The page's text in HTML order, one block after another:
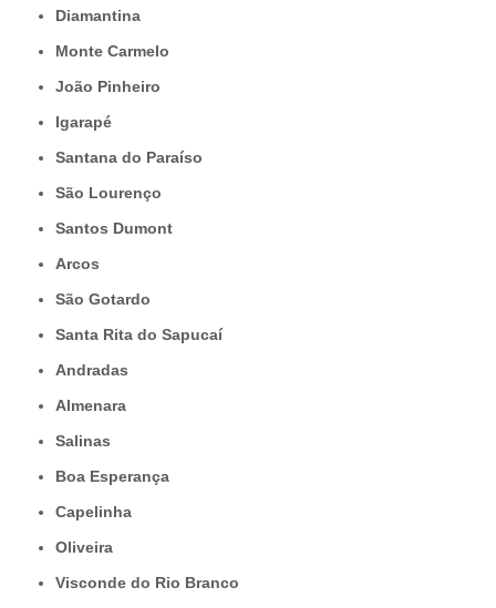
Diamantina
Monte Carmelo
João Pinheiro
Igarapé
Santana do Paraíso
São Lourenço
Santos Dumont
Arcos
São Gotardo
Santa Rita do Sapucaí
Andradas
Almenara
Salinas
Boa Esperança
Capelinha
Oliveira
Visconde do Rio Branco